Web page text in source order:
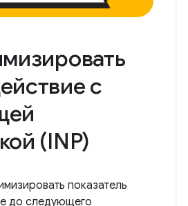
с
(INP)
показатель
до следующего